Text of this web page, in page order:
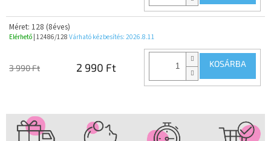
Méret: 128 (8éves)
Elérhető | 12486/128 Várható kézbesítés: 2026.8.11
3 990 Ft 2 990 Ft KOSÁRBA